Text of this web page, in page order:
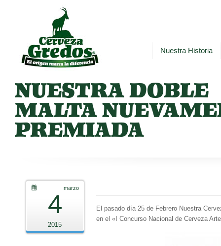
Nuestra Historia
NUESTRA DOBLE
MALTA
PREMIADA
4
marzo
2015
El pasado día 25 de Febrero Nuestra
en el «I Concurso Nacional de Cerveza